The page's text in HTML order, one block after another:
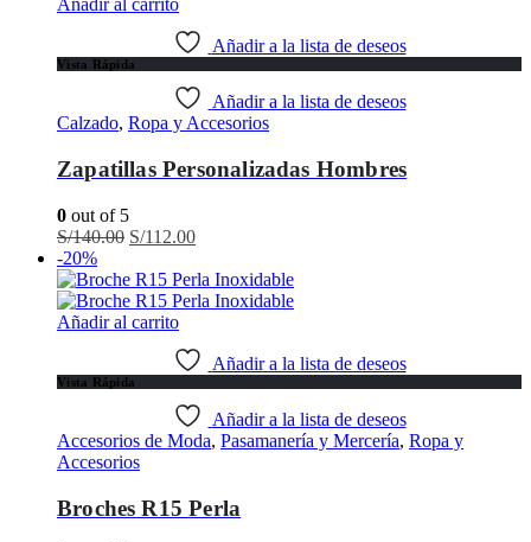
Añadir al carrito
Añadir a la lista de deseos
Vista Rápida
Añadir a la lista de deseos
Calzado, Ropa y Accesorios
Zapatillas Personalizadas Hombres
0 out of 5
S/140.00 El
original
era:
S/140.00.
S/112.00El
actual
es:
-20%
Añadir al carrito
Añadir a la lista de deseos
Vista Rápida
Añadir a la lista de deseos
Accesorios de Moda, Pasamanería y Mercería, Ropa y
Accesorios
Broches R15 Perla